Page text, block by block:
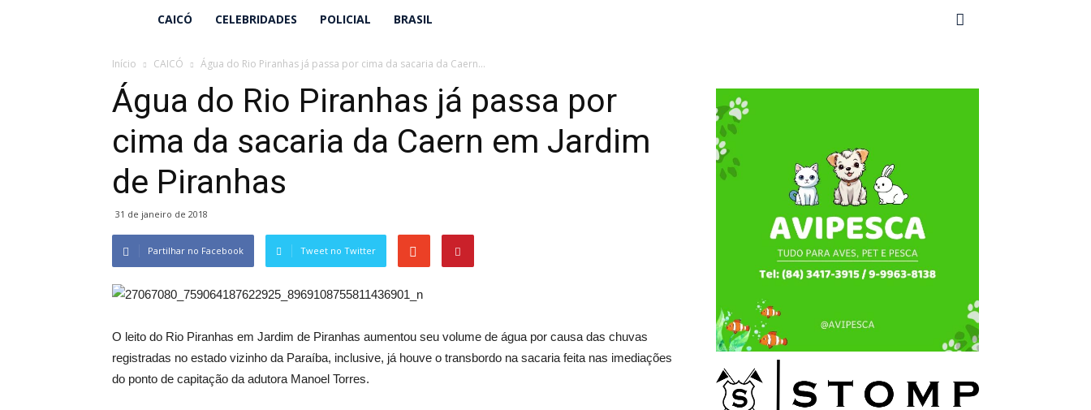
Lucielio
Henrique
CAICÓ CELEBRIDADES POLICIAL BRASIL
Início CAICÓ Água do Rio Piranhas já passa por cima da sacaria da Caern...
Água do Rio Piranhas já passa por
cima da sacaria da Caern em Jardim
de Piranhas
31 de janeiro de 2018
Partilhar no Facebook Tweet no Twitter
O leito do Rio Piranhas em Jardim de Piranhas aumentou seu volume de água por causa das chuvas
registradas no estado vizinho da Paraíba, inclusive, já houve o transbordo na sacaria feita nas imediações
do ponto de capitação da adutora Manoel Torres.